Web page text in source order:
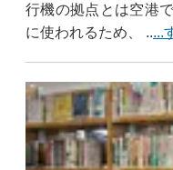
行機の拠点とは空港
に使われるため、 .....